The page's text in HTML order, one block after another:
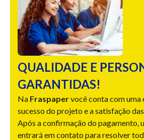
QUALIDADE E
GARANTIDAS!
Na Fraspapervocê conta com uma
sucesso do projeto e a satisfação
Após a confirmação do pagamento,
entrará em contato para resolver